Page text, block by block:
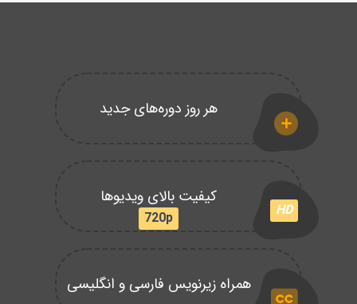
هر روز دوره‌های جدید
HD
کیفیت بالای ویدیوها
720p
همراه زیرنویس فارسی و انگلیسی